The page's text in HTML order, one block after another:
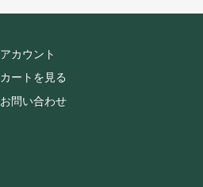
アカウント
カートを見る
お問い合わせ